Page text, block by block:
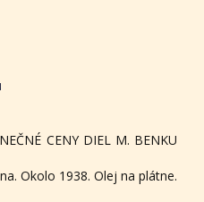
CENY DIEL M. BENKU
Okolo 1938. Olej na plátne.